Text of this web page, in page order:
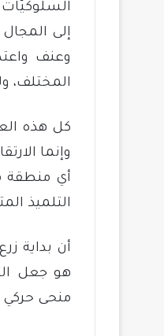
إلى
وعنف
المختلف،
كل هذه
وإنما
أي منطقة
التلميذ
أن بداية
هو جعل
منحى حركي